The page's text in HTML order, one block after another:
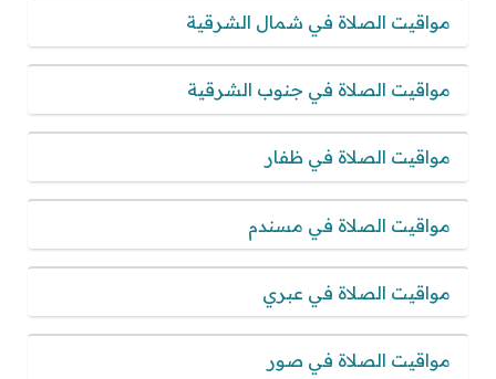
مواقيت الصلاة في شمال الشرقية
مواقيت الصلاة في جنوب الشرقية
مواقيت الصلاة في ظفار
مواقيت الصلاة في مسندم
مواقيت الصلاة في عبري
مواقيت الصلاة في صور